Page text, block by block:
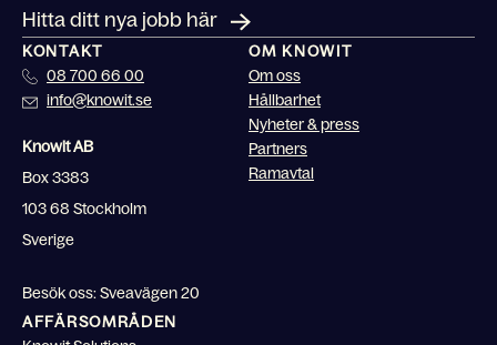
Hitta ditt nya jobb här
KONTAKT
08 700 66 00
info@knowit.se
Knowit AB
Box 3383
103 68 Stockholm
Sverige
Besök oss: Sveavägen 20
OM KNOWIT
Om oss
Hållbarhet
Nyheter & press
Partners
Ramavtal
AFFÄRSOMRÅDEN